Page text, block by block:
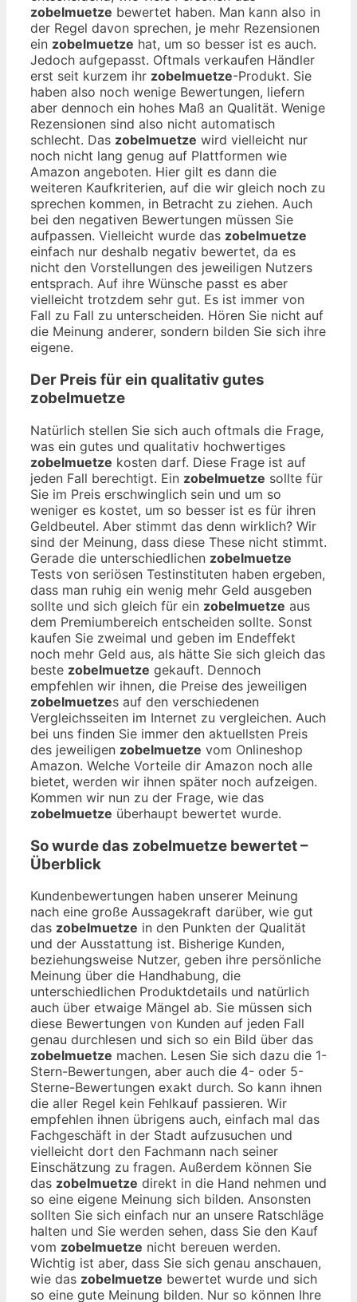
zobelmuetze bewertet haben. Man kann also in
der Regel davon sprechen, je mehr Rezensionen
ein zobelmuetze hat, um so besser ist es auch.
Jedoch aufgepasst. Oftmals verkaufen Händler
erst seit kurzem ihr zobelmuetze-Produkt. Sie
haben also noch wenige Bewertungen, liefern
aber dennoch ein hohes Maß an Qualität. Wenige
Rezensionen sind also nicht automatisch
schlecht. Das zobelmuetze wird vielleicht nur
noch nicht lang genug auf Plattformen wie
Amazon angeboten. Hier gilt es dann die
weiteren Kaufkriterien, auf die wir gleich noch zu
sprechen kommen, in Betracht zu ziehen. Auch
bei den negativen Bewertungen müssen Sie
aufpassen. Vielleicht wurde das zobelmuetze
einfach nur deshalb negativ bewertet, da es
nicht den Vorstellungen des jeweiligen Nutzers
entsprach. Auf ihre Wünsche passt es aber
vielleicht trotzdem sehr gut. Es ist immer von
Fall zu Fall zu unterscheiden. Hören Sie nicht auf
die Meinung anderer, sondern bilden Sie sich ihre
eigene.
Der Preis für ein qualitativ gutes
zobelmuetze
Natürlich stellen Sie sich auch oftmals die Frage,
was ein gutes und qualitativ hochwertiges
zobelmuetze kosten darf. Diese Frage ist auf
jeden Fall berechtigt. Ein zobelmuetze sollte für
Sie im Preis erschwinglich sein und um so
weniger es kostet, um so besser ist es für ihren
Geldbeutel. Aber stimmt das denn wirklich? Wir
sind der Meinung, dass diese These nicht stimmt.
Gerade die unterschiedlichen zobelmuetze
Tests von seriösen Testinstituten haben ergeben,
dass man ruhig ein wenig mehr Geld ausgeben
sollte und sich gleich für ein zobelmuetze aus
dem Premiumbereich entscheiden sollte. Sonst
kaufen Sie zweimal und geben im Endeffekt
noch mehr Geld aus, als hätte Sie sich gleich das
beste zobelmuetze gekauft. Dennoch
empfehlen wir ihnen, die Preise des jeweiligen
zobelmuetzes auf den verschiedenen
Vergleichsseiten im Internet zu vergleichen. Auch
bei uns finden Sie immer den aktuellsten Preis
des jeweiligen zobelmuetze vom Onlineshop
Amazon. Welche Vorteile dir Amazon noch alle
bietet, werden wir ihnen später noch aufzeigen.
Kommen wir nun zu der Frage, wie das
zobelmuetze überhaupt bewertet wurde.
So wurde das zobelmuetze bewertet –
Überblick
Kundenbewertungen haben unserer Meinung
nach eine große Aussagekraft darüber, wie gut
das zobelmuetze in den Punkten der Qualität
und der Ausstattung ist. Bisherige Kunden,
beziehungsweise Nutzer, geben ihre persönliche
Meinung über die Handhabung, die
unterschiedlichen Produktdetails und natürlich
auch über etwaige Mängel ab. Sie müssen sich
diese Bewertungen von Kunden auf jeden Fall
genau durchlesen und sich so ein Bild über das
zobelmuetze machen. Lesen Sie sich dazu die 1-
Stern-Bewertungen, aber auch die 4- oder 5-
Sterne-Bewertungen exakt durch. So kann ihnen
die aller Regel kein Fehlkauf passieren. Wir
empfehlen ihnen übrigens auch, einfach mal das
Fachgeschäft in der Stadt aufzusuchen und
vielleicht dort den Fachmann nach seiner
Einschätzung zu fragen. Außerdem können Sie
das zobelmuetze direkt in die Hand nehmen und
so eine eigene Meinung sich bilden. Ansonsten
sollten Sie sich einfach nur an unsere Ratschläge
halten und Sie werden sehen, dass Sie den Kauf
vom zobelmuetze nicht bereuen werden.
Wichtig ist aber, dass Sie sich genau anschauen,
wie das zobelmuetze bewertet wurde und sich
so eine gute Meinung bilden. Nur so können Ihre